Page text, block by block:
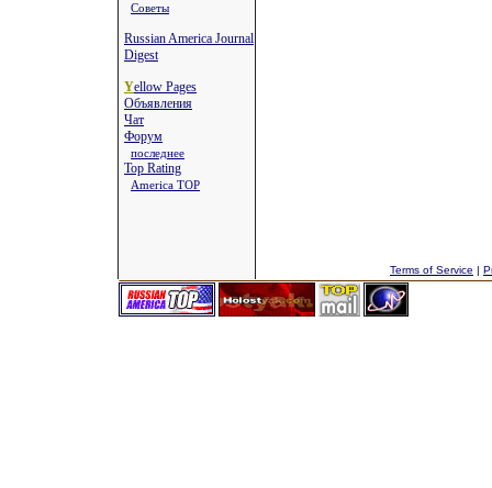
Советы
Russian America Journal
Digest
Yellow Pages
Объявления
Чат
Форум
последнее
Top Rating
America TOP
Terms of Service |